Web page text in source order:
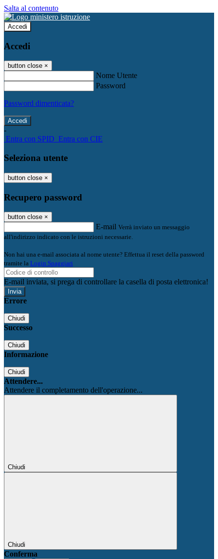
Salta al contenuto
Accedi
Accedi
button close ×
Nome Utente
Password
Password dimenticata?
-
Entra con SPID Entra con CIE
Seleziona utente
button close ×
Recupero password
button close ×
E-mail Verrà inviato un messaggio
all'indirizzo indicato con le istruzioni necessarie.
Non hai una e-mail associata al nome utente? Effettua il reset della password
tramite la Login Spaggiari
E-mail inviata, si prega di controllare la casella di posta elettronica!
Errore
Chiudi
Successo
Chiudi
Informazione
Chiudi
Attendere...
Attendere il completamento dell'operazione...
Chiudi
Chiudi
Conferma